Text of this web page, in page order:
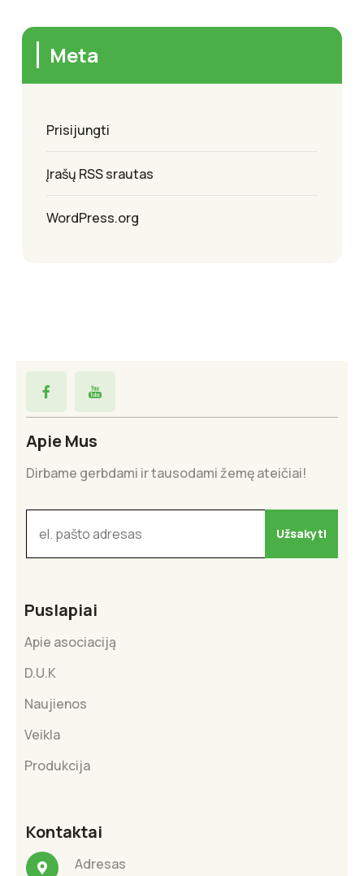
Meta
Prisijungti
Įrašų RSS srautas
WordPress.org
Apie Mus
Dirbame gerbdami ir tausodami žemę ateičiai!
Puslapiai
Apie asociaciją
D.U.K
Naujienos
Veikla
Produkcija
Kontaktai
Adresas